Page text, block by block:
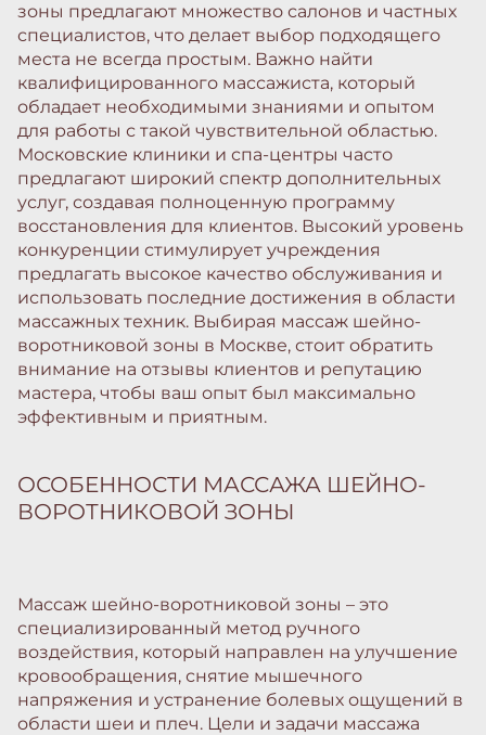
зоны предлагают множество салонов и частных
специалистов, что делает выбор подходящего
места не всегда простым. Важно найти
квалифицированного массажиста, который
обладает необходимыми знаниями и опытом
для работы с такой чувствительной областью.
Московские клиники и спа-центры часто
предлагают широкий спектр дополнительных
услуг, создавая полноценную программу
восстановления для клиентов. Высокий уровень
конкуренции стимулирует учреждения
предлагать высокое качество обслуживания и
использовать последние достижения в области
массажных техник. Выбирая массаж шейно-
воротниковой зоны в Москве, стоит обратить
внимание на отзывы клиентов и репутацию
мастера, чтобы ваш опыт был максимально
эффективным и приятным.
ОСОБЕННОСТИ МАССАЖА ШЕЙНО-
ВОРОТНИКОВОЙ ЗОНЫ
Массаж шейно-воротниковой зоны – это
специализированный метод ручного
воздействия, который направлен на улучшение
кровообращения, снятие мышечного
напряжения и устранение болевых ощущений в
области шеи и плеч. Цели и задачи массажа